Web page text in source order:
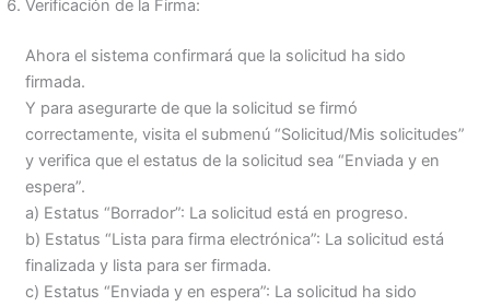
Verificación de la Firma:
Ahora el sistema confirmará que la solicitud ha sido
firmada.
Y para asegurarte de que la solicitud se firmó
correctamente, visita el submenú “Solicitud/Mis solicitudes”
y verifica que el estatus de la solicitud sea “Enviada y en
espera”.
a) Estatus “Borrador”: La solicitud está en progreso.
b) Estatus “Lista para firma electrónica”: La solicitud está
finalizada y lista para ser firmada.
c) Estatus “Enviada y en espera”: La solicitud ha sido